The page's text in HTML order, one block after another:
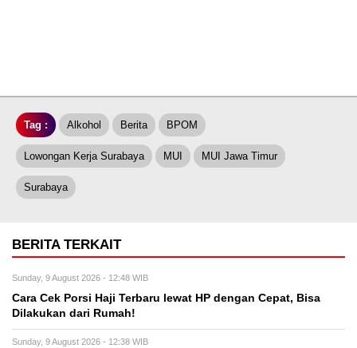
Tag : Alkohol Berita BPOM
Lowongan Kerja Surabaya MUI MUI Jawa Timur
Surabaya
BERITA TERKAIT
Sunday, 9 August 2026 - 12:48 WIB
Cara Cek Porsi Haji Terbaru lewat HP dengan Cepat, Bisa
Dilakukan dari Rumah!
Sunday, 9 August 2026 - 12:38 WIB